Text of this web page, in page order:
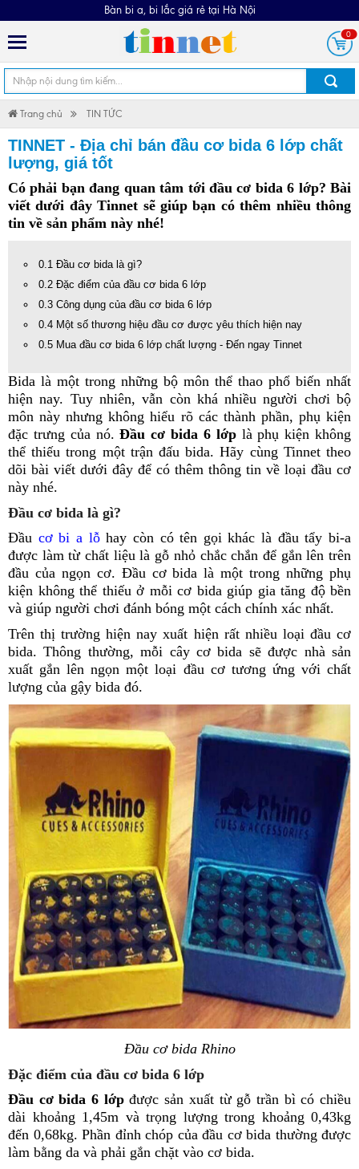
Bàn bi a, bi lắc giá rẻ tại Hà Nội
0
Trang chủ TIN TỨC
TINNET - Địa chỉ bán đầu cơ bida 6 lớp chất
lượng, giá tốt
Có phải bạn đang quan tâm tới đầu cơ bida 6 lớp? Bài
viết dưới đây Tinnet sẽ giúp bạn có thêm nhiều thông
tin về sản phẩm này nhé!
0.1 Đầu cơ bida là gì?
0.2 Đặc điểm của đầu cơ bida 6 lớp
0.3 Công dụng của đầu cơ bida 6 lớp
0.4 Một số thương hiệu đầu cơ được yêu thích hiện nay
0.5 Mua đầu cơ bida 6 lớp chất lượng - Đến ngay Tinnet
Bida là một trong những bộ môn thể thao phổ biến nhất
hiện nay. Tuy nhiên, vẫn còn khá nhiều người chơi bộ
môn này nhưng không hiểu rõ các thành phần, phụ kiện
đặc trưng của nó.Đầu cơ bida 6 lớplà phụ kiện không
thể thiếu trong một trận đấu bida. Hãy cùng Tinnet theo
dõi bài viết dưới đây để có thêm thông tin về loại đầu cơ
này nhé.
Đầu cơ bida là gì?
Đầu cơ bi a lỗ hay còn có tên gọi khác là đầu tẩy bi-a
được làm từ chất liệu là gỗ nhỏ chắc chắn để gắn lên trên
đầu của ngọn cơ. Đầu cơ bida là một trong những phụ
kiện không thể thiếu ở mỗi cơ bida giúp gia tăng độ bền
và giúp người chơi đánh bóng một cách chính xác nhất.
Trên thị trường hiện nay xuất hiện rất nhiều loại đầu cơ
bida. Thông thường, mỗi cây cơ bida sẽ được nhà sản
xuất gắn lên ngọn một loại đầu cơ tương ứng với chất
lượng của gậy bida đó.
Đầu cơ bida Rhino
Đặc điểm của đầu cơ bida 6 lớp
Đầu cơ bida 6 lớpđược sản xuất từ gỗ trần bì có chiều
dài khoảng 1,45m và trọng lượng trong khoảng 0,43kg
đến 0,68kg. Phần đỉnh chóp của đầu cơ bida thường được
làm bằng da và phải gắn chặt vào cơ bida.